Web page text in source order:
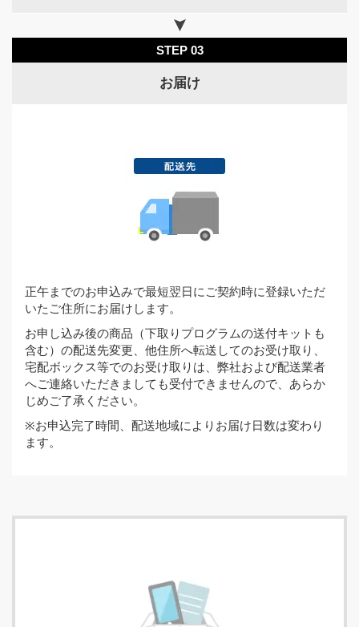
STEP 02
電話番号を入力後、「MNP予約番号情報は取得済み
STEP 03
お届け
正午までのお申込みで最短翌日にご契約時に登録いただ
いたご住所にお届けします。
お申し込み後の商品（下取りプログラムの送付キットも
含む）の配送先変更、他住所へ転送してのお受け取り、
宅配ボックス等でのお受け取りは、弊社および配送業者
へご連絡いただきましても受付できませんので、あらか
じめご了承ください。
※お申込完了時間、配送地域によりお届け日数は変わり
ます。